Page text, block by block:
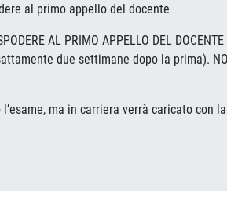
al primo appello del docente
AL PRIMO APPELLO DEL
due settimane dopo la prima). NON
ma in carriera verrà caricato con